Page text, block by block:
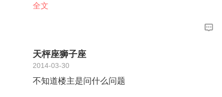
去，签到礼是10：00开始领取哦
全文
天枰座狮子座
2014-03-30
不知道楼主是问什么问题